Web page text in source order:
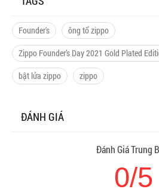
Founder's
ông tổ zippo
Zippo Founder’s Day 2021 Gold Plated
bật lửa zippo
zippo
ĐÁNH GIÁ
Đánh Giá Trung
0/5